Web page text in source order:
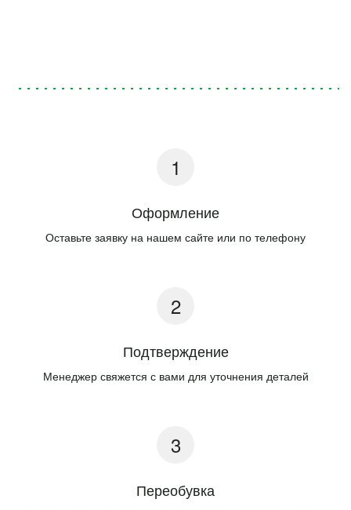
Оформление
Оставьте заявку на нашем сайте или по телефону
Подтверждение
Менеджер свяжется с вами для уточнения деталей
Переобувка